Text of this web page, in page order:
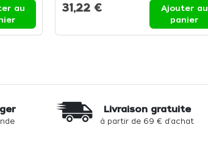
au
31,22 €
Ajouter au
panier
Livraison gratuite
à partir de 69 € d'achat